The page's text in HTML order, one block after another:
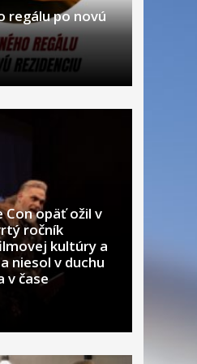
regálu po novú
Con opäť ožil v
ročník
kultúry a
niesol v duchu
v čase